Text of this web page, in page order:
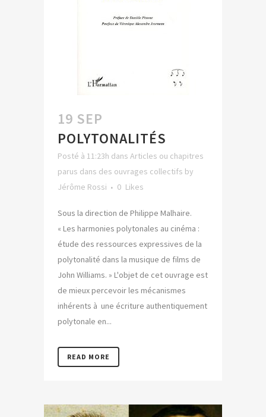
19 SEP
POLYTONALITÉS
Posté à 11:23h dans Articles ou chapitres
parus dans des ouvrages collectifs by
Jérôme Rossi
0 Likes
Sous la direction de Philippe Malhaire.
« Les harmonies polytonales au cinéma :
étude des ressources expressives de la
polytonalité dans la musique de films de
John Williams. » L'objet de cet ouvrage est
de mieux percevoir les mécanismes
inhérents à une écriture authentiquement
polytonale en...
READ MORE